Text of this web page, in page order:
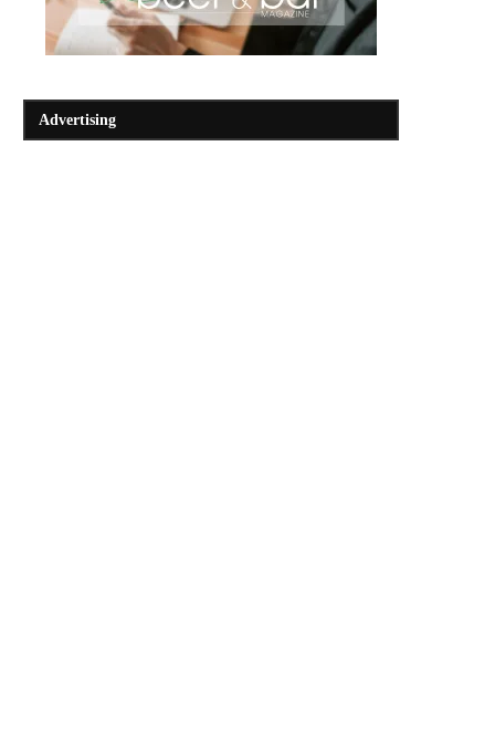
Advertising